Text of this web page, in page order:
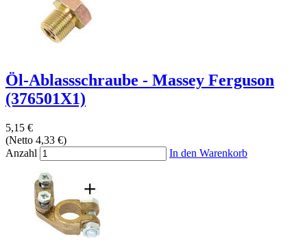
Öl-Ablassschraube - Massey Ferguson
(376501X1)
5,15 €
(Netto 4,33 €)
Anzahl
In den Warenkorb